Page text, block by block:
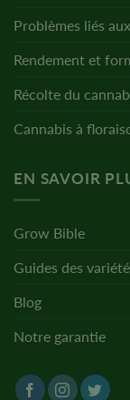
Problèmes liés
Rendement et
Récolte du
Cannabis à
EN SAVOIR
Grow Bible
Guides des
Blog
Notre garantie